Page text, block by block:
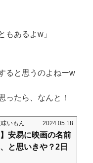
もあるよw」
ると思うのよねーw
ったら、なんと！
いもん 2024.05.18
安易に映画の名前
と思いきや？2日